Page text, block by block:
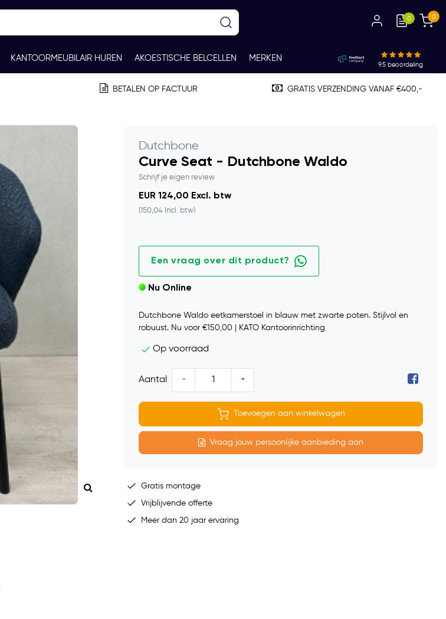
0 0
KANTOORMEUBILAIR HUREN AKOESTISCHE BELCELLEN MERKEN
9.5 beoordeling
BETALEN OP FACTUUR GRATIS VERZENDING VANAF €400,-
Dutchbone
Curve Seat - Dutchbone Waldo
Schrijf je eigen review
EUR 124,00 Excl. btw
(150,04 Incl. btw)
Een vraag over dit product?
Nu Online
Dutchbone Waldo eetkamerstoel in blauw met zwarte poten. Stijlvol en
robuust. Nu voor €150,00 | KATO Kantoorinrichting
Op voorraad
Aantal - +
Toevoegen aan winkelwagen
Vraag jouw persoonlijke aanbieding aan
Gratis montage
Vrijblijvende offerte
Meer dan 20 jaar ervaring